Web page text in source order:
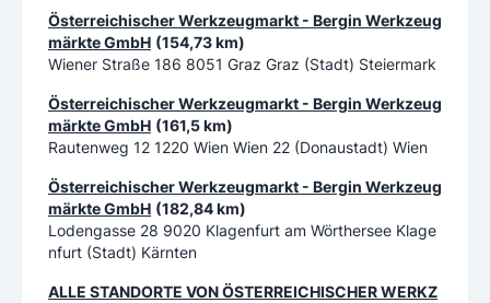
Österreichischer Werkzeugmarkt - Bergin Werkzeug
märkte GmbH (154,73 km)
Wiener Straße 186 8051 Graz Graz (Stadt) Steiermark
Österreichischer Werkzeugmarkt - Bergin Werkzeug
märkte GmbH (161,5 km)
Rautenweg 12 1220 Wien Wien 22 (Donaustadt) Wien
Österreichischer Werkzeugmarkt - Bergin Werkzeug
märkte GmbH (182,84 km)
Lodengasse 28 9020 Klagenfurt am Wörthersee Klage
nfurt (Stadt) Kärnten
ALLE STANDORTE VONÖSTERREICHISCHER WERKZ